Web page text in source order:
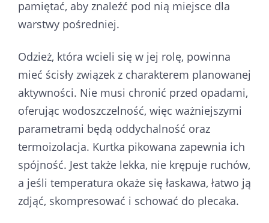
pamiętać, aby znaleźć pod nią miejsce dla
warstwy pośredniej.
Odzież, która wcieli się w jej rolę, powinna
mieć ścisły związek z charakterem planowanej
aktywności. Nie musi chronić przed opadami,
oferując wodoszczelność, więc ważniejszymi
parametrami będą oddychalność oraz
termoizolacja. Kurtka pikowana zapewnia ich
spójność. Jest także lekka, nie krępuje ruchów,
a jeśli temperatura okaże się łaskawa, łatwo ją
zdjąć, skompresować i schować do plecaka.